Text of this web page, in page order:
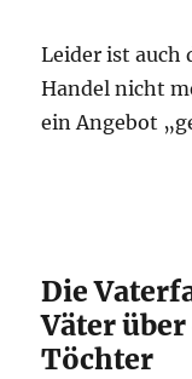
Leider ist auch
Handel nicht
ein Angebot
Die
Väter
Töchter